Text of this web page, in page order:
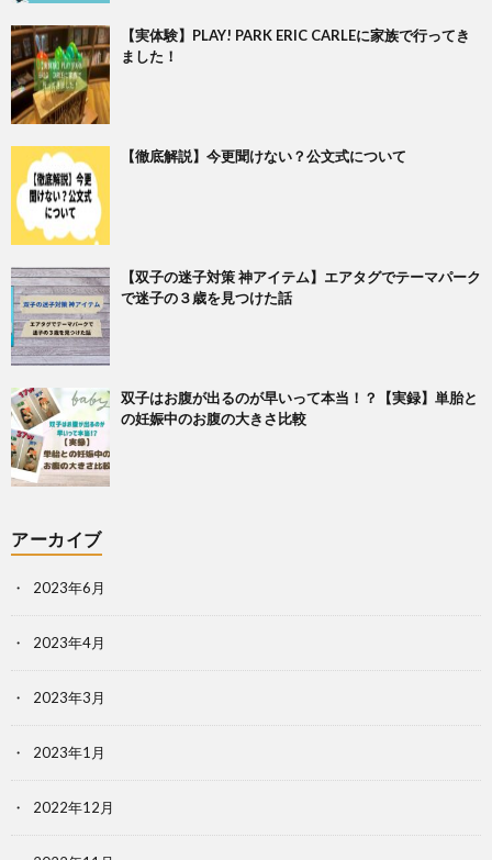
【実体験】PLAY! PARK ERIC CARLEに家族で行ってき
ました！
【徹底解説】今更聞けない？公文式について
【双子の迷子対策 神アイテム】エアタグでテーマパーク
で迷子の３歳を見つけた話
双子はお腹が出るのが早いって本当！？【実録】単胎と
の妊娠中のお腹の大きさ比較
アーカイブ
2023年6月
2023年4月
2023年3月
2023年1月
2022年12月